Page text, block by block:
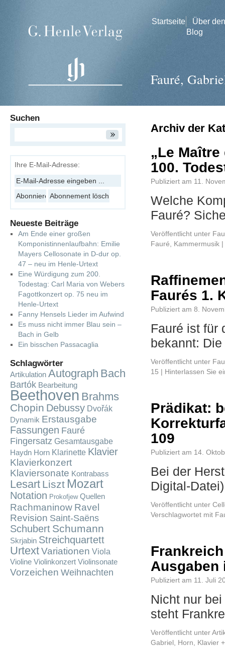
Startseite
Über den
Blog
Fauré,
Archiv der
„Le
100.
Publiziert am 11.
Welche
Fauré?
Veröffentlicht unter
Fauré
Kammermusik |
Faurés 1.
Publiziert am 8.
Fauré ist für
bekannt:
Veröffentlicht unter
15 | Hinterlassen Sie
Prädikat:
109
Publiziert am 14.
Bei der
Digital-
Veröffentlicht unter
Verschlagwortet mit
Ausgaben
Publiziert am 11. Juli
Nicht nur
steht
Veröffentlicht unter
Gabriel
Horn
Klavier
Suchen
Ihre E-Mail-Adresse:
Neueste Beiträge
Am Ende einer großen
Komponistinnenlaufbahn: Emilie
Mayers Cellosonate in D-dur op.
47 – neu im Henle-Urtext
Eine Würdigung zum 200.
Todestag: Carl Maria von Webers
Fagottkonzert op. 75 neu im
Henle-Urtext
Fanny Hensels Lieder im Aufwind
Es muss nicht immer Blau sein –
Bach in Gelb
Ein bisschen Passacaglia
Schlagwörter
Artikulation Autograph Bach
Bartók Bearbeitung
Beethoven Brahms
Chopin Debussy Dvořák
Dynamik Erstausgabe
Fassungen Fauré
Fingersatz Gesamtausgabe
Haydn Horn Klarinette Klavier
Klavierkonzert
Klaviersonate Kontrabass
Lesart Liszt Mozart
Notation Prokofjew Quellen
Rachmaninow Ravel
Revision Saint-Saëns
Schubert Schumann
Skrjabin Streichquartett
UrtextVariationen Viola
Violine Violinkonzert Violinsonate
Vorzeichen Weihnachten